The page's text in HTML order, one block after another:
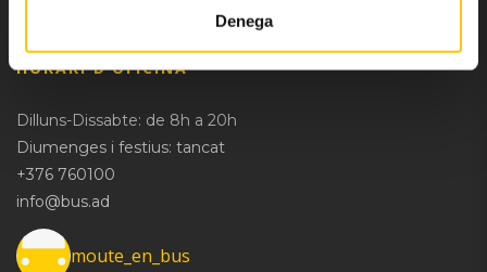
Denega
HORARI D’OFICINA
Dilluns-Dissabte: de 8h a 20h
Diumenges i festius: tancat
+376 760100
info@bus.ad
moute_en_bus